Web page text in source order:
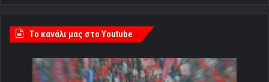
Tο κανάλι μας στο Youtube